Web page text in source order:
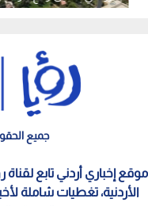
الأمريكية
جميع
موقع إخباري أردني تابع لقناة
الأردنية، تغطيات شاملة